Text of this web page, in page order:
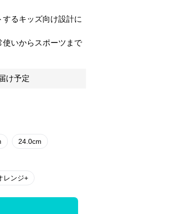
るキッズ向け設計に
いからスポーツまで
け予定
24.0cm
レンジ+